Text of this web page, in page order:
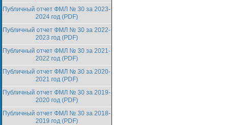
Публичный отчет ФМЛ № 30 за 2023-
2024 год (PDF)
Публичный отчет ФМЛ № 30 за 2022-
2023 год (PDF)
Публичный отчет ФМЛ № 30 за 2021-
2022 год (PDF)
Публичный отчет ФМЛ № 30 за 2020-
2021 год (PDF)
Публичный отчет ФМЛ № 30 за 2019-
2020 год (PDF)
Публичный отчет ФМЛ № 30 за 2018-
2019 год (PDF)